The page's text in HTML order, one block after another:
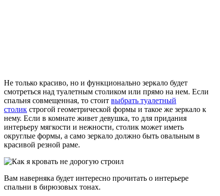
Не только красиво, но и функционально зеркало будет
смотреться над туалетным столиком или прямо на нем. Если
спальня совмещенная, то стоит выбрать туалетный
столик строгой геометрической формы и такое же зеркало к
нему. Если в комнате живет девушка, то для придания
интерьеру мягкости и нежности, столик может иметь
округлые формы, а само зеркало должно быть овальным в
красивой резной раме.
Вам наверняка будет интересно прочитать о интерьере
спальни в бирюзовых тонах.